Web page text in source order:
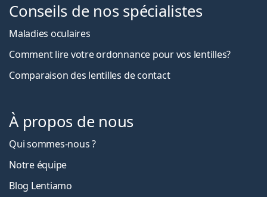
Conseils de nos spécialistes
Maladies oculaires
Comment lire votre ordonnance pour vos lentilles?
Comparaison des lentilles de contact
À propos de nous
Qui sommes-nous ?
Notre équipe
Blog Lentiamo